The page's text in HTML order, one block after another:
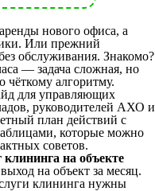
нового офиса, а
Или прежний
обслуживания. Знакомо?
— задача сложная, но
чёткому алгоритму.
для управляющих
руководителей АХО и
план действий с
которые можно
советов.
на объекте
на объект за месяц.
клининга нужны